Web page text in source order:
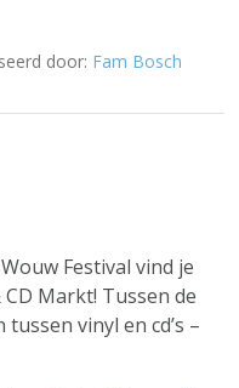
door: Fam Bosch
Festival vind je
Markt! Tussen de
vinyl en cd’s –